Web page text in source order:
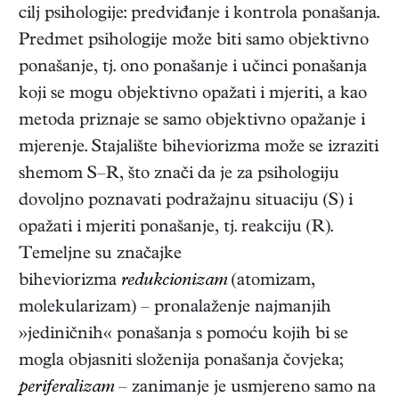
cilj psihologije: predviđanje i kontrola ponašanja.
Predmet psihologije može biti samo objektivno
ponašanje, tj. ono ponašanje i učinci ponašanja
koji se mogu objektivno opažati i mjeriti, a kao
metoda priznaje se samo objektivno opažanje i
mjerenje. Stajalište biheviorizma može se izraziti
shemom S–R, što znači da je za psihologiju
dovoljno poznavati podražajnu situaciju (S) i
opažati i mjeriti ponašanje, tj. reakciju (R).
Temeljne su značajke
biheviorizma redukcionizam(atomizam,
molekularizam) – pronalaženje najmanjih
»jediničnih« ponašanja s pomoću kojih bi se
mogla objasniti složenija ponašanja čovjeka;
periferalizam– zanimanje je usmjereno samo na